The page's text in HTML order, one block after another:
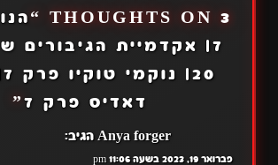
3 THOUGHTS ON “
7| אקדמיית הגיבורים
דאדיס פרק 7
”
Anya forger הגיב:
פברואר 19, 2023 בשעה 11:06 pm